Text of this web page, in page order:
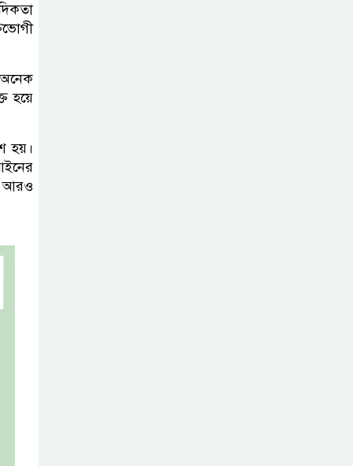
অনেক
হয়ে
হয়।
আরও